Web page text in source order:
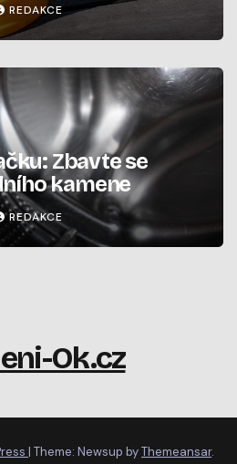
REDAKCE
Zbavte se
kamene
REDAKCE
Ok.cz
| Theme: Newsup byThemeansar.